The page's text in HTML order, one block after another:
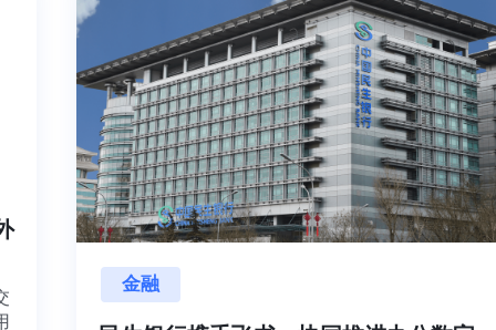
交
用
金融